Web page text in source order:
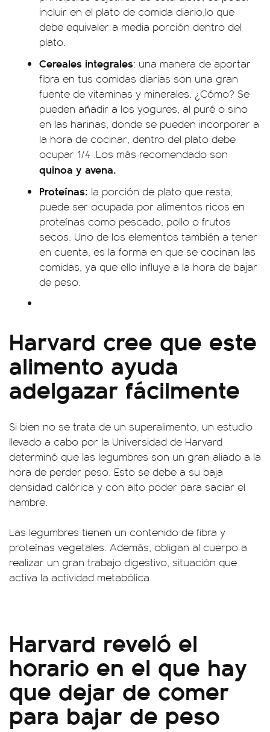
incluir en el plato de comida diario,lo que
debe equivaler a media porción dentro del
plato.
Cereales integrales: una manera de aportar
fibra en tus comidas diarias son una gran
fuente de vitaminas y minerales. ¿Cómo? Se
pueden añadir a los yogures, al puré o sino
en las harinas, donde se pueden incorporar a
la hora de cocinar, dentro del plato debe
ocupar 1/4 .Los más recomendado son
quinoa y avena.
Proteínas: la porción de plato que resta,
puede ser ocupada por alimentos ricos en
proteínas como pescado, pollo o frutos
secos. Uno de los elementos también a tener
en cuenta, es la forma en que se cocinan las
comidas, ya que ello influye a la hora de bajar
de peso.
Harvard cree que este
alimento ayuda
adelgazar fácilmente
Si bien no se trata de un superalimento, un estudio
llevado a cabo por la Universidad de Harvard
determinó que las legumbres son un gran aliado a la
hora de perder peso. Esto se debe a su baja
densidad calórica y con alto poder para saciar el
hambre.
Las legumbres tienen un contenido de fibra y
proteínas vegetales. Además, obligan al cuerpo a
realizar un gran trabajo digestivo, situación que
activa la actividad metabólica.
Harvard reveló el
horario en el que hay
que dejar de comer
para bajar de peso